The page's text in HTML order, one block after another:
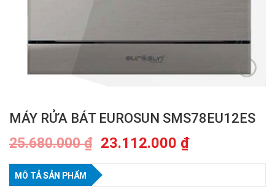
MÁY RỬA BÁT EUROSUN SMS78EU12ES
25.680.000₫ 23.112.000 ₫
MÔ TẢ SẢN PHẨM